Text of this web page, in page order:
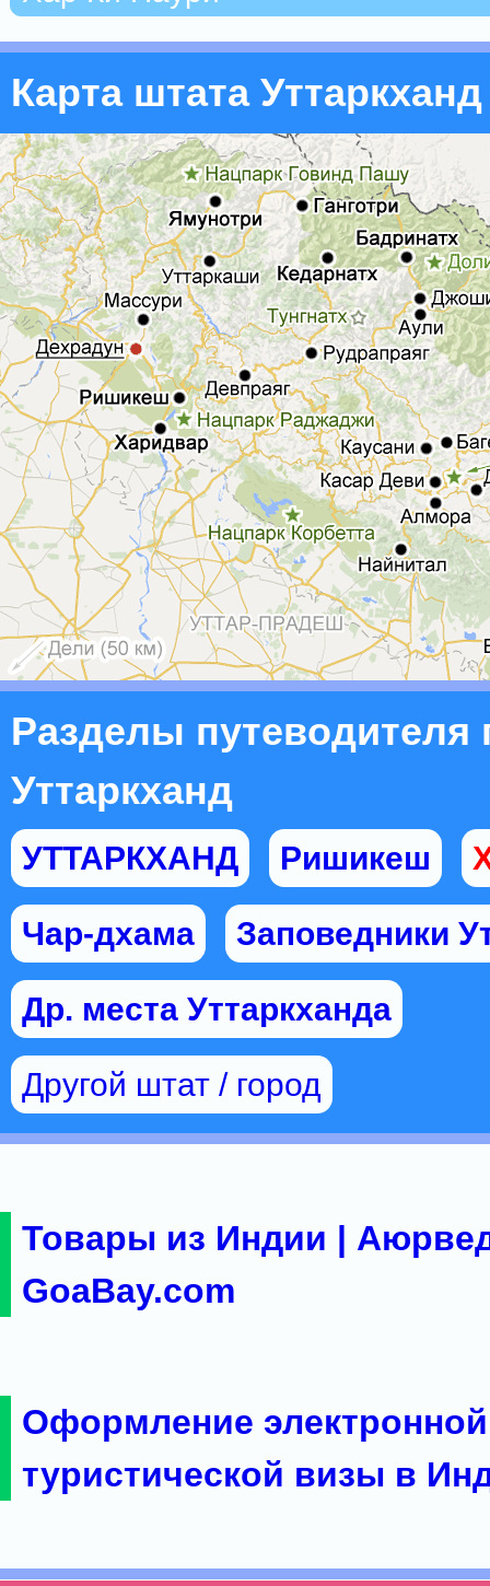
Карта штата Уттаркханд
Разделы путеводителя
Уттаркханд
УТТАРКХАНД Ришикеш
Чар-дхама Заповедники
Др. места Уттаркханда
Другой штат / город
Товары из Индии |
GoaBay.com
Оформление электронной
туристической визы в